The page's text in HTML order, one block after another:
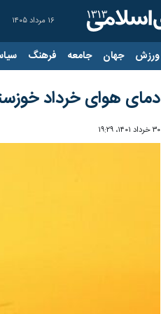
۱۶ مرداد ۱۴۰۵
ورزش جهان جامعه فرهنگ
دمای هوای خرداد خوزستان رکورد
۳۰ خرداد ۱۴۰۱، ۱۹:۲۹